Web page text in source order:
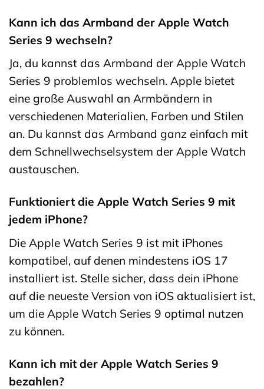
Kann ich das Armband der Apple Watch
Series 9 wechseln?
Ja, du kannst das Armband der Apple Watch
Series 9 problemlos wechseln. Apple bietet
eine große Auswahl an Armbändern in
verschiedenen Materialien, Farben und Stilen
an. Du kannst das Armband ganz einfach mit
dem Schnellwechselsystem der Apple Watch
austauschen.
Funktioniert die Apple Watch Series 9 mit
jedem iPhone?
Die Apple Watch Series 9 ist mit iPhones
kompatibel, auf denen mindestens iOS 17
installiert ist. Stelle sicher, dass dein iPhone
auf die neueste Version von iOS aktualisiert ist,
um die Apple Watch Series 9 optimal nutzen
zu können.
Kann ich mit der Apple Watch Series 9
bezahlen?